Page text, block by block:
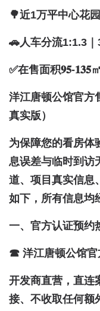
🌳近1万平中心花
🚗人车分流1:1.3
✅在售面积𝟗𝟓-𝟏𝟑𝟓
洋江唐顿公馆官方
真实版）
为保障您的看房体
息误差与临时到访
道、项目真实信息
如下，所有信息均
一、官方认证预约
☎ 洋江唐顿公馆官
开发商直营，直连
接、不收取任何额